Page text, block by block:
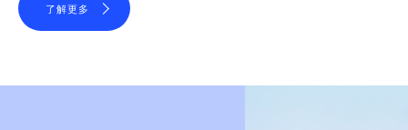
了解更多